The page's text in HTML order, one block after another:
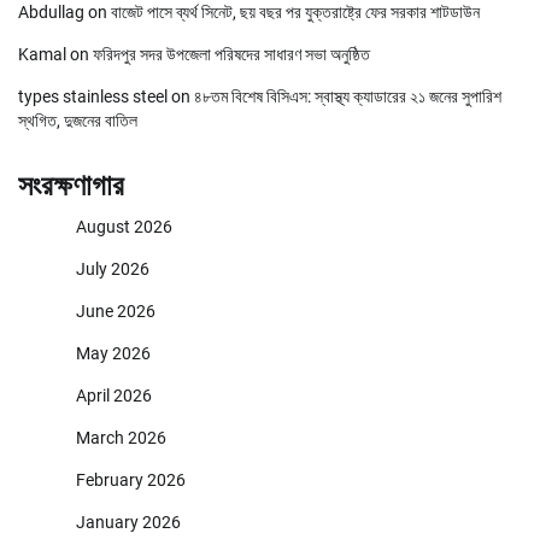
Abdullag on বাজেট পাসে ব্যর্থ সিনেট, ছয় বছর পর যুক্তরাষ্ট্রে ফের সরকার শাটডাউন
Kamal on ফরিদপুর সদর উপজেলা পরিষদের সাধারণ সভা অনুষ্ঠিত
types stainless steel on ৪৮তম বিশেষ বিসিএস: স্বাস্থ্য ক্যাডারের ২১ জনের সুপারিশ
স্থগিত, দুজনের বাতিল
সংরক্ষণাগার
August 2026
July 2026
June 2026
May 2026
April 2026
March 2026
February 2026
January 2026